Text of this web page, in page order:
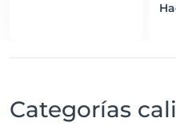
Categorías